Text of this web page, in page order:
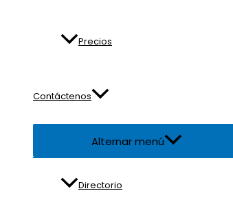
Precios
Contáctenos
Alternar menú
Directorio